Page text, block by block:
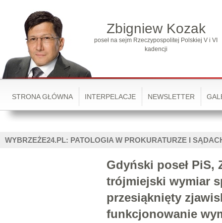
Zbigniew Kozak
poseł na sejm Rzeczypospolitej Polskiej V i VI
kadencji
STRONA GŁÓWNA INTERPELACJE NEWSLETTER
WYBRZEŻE24.PL: PATOLOGIA W PROKURATURZE I
Gdyński poseł PiS,
trójmiejski wymiar
przesiąknięty
funkcjonowanie